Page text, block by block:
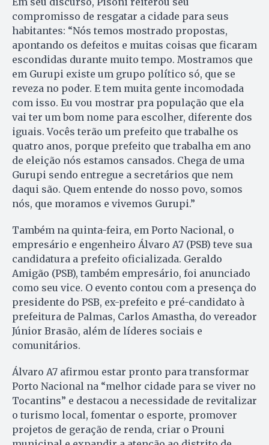
compromisso de resgatar a cidade para seus
habitantes: “Nós temos mostrado propostas,
apontando os defeitos e muitas coisas que ficaram
escondidas durante muito tempo. Mostramos que
em Gurupi existe um grupo político só, que se
reveza no poder. E tem muita gente incomodada
com isso. Eu vou mostrar pra população que ela
vai ter um bom nome para escolher, diferente dos
iguais. Vocês terão um prefeito que trabalhe os
quatro anos, porque prefeito que trabalha em ano
de eleição nós estamos cansados. Chega de uma
Gurupi sendo entregue a secretários que nem
daqui são. Quem entende do nosso povo, somos
nós, que moramos e vivemos Gurupi.”
Também na quinta-feira, em Porto Nacional, o
empresário e engenheiro Álvaro A7 (PSB) teve sua
candidatura a prefeito oficializada. Geraldo
Amigão (PSB), também empresário, foi anunciado
como seu vice. O evento contou com a presença do
presidente do PSB, ex-prefeito e pré-candidato à
prefeitura de Palmas, Carlos Amastha, do vereador
Júnior Brasão, além de líderes sociais e
comunitários.
Álvaro A7 afirmou estar pronto para transformar
Porto Nacional na “melhor cidade para se viver no
Tocantins” e destacou a necessidade de revitalizar
o turismo local, fomentar o esporte, promover
projetos de geração de renda, criar o Prouni